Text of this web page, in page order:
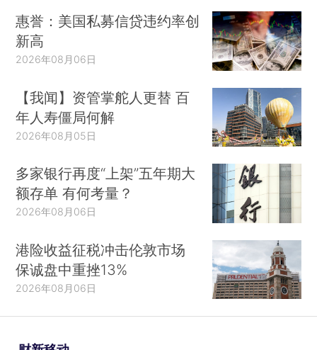
惠誉：美国私募信贷违约率创
新高
2026年08月06日
【我闻】资管掌舵人更替 百
年人寿僵局何解
2026年08月05日
多家银行再度“上架”五年期大
额存单 有何考量？
2026年08月06日
港险收益征税冲击伦敦市场
保诚盘中重挫13%
2026年08月06日